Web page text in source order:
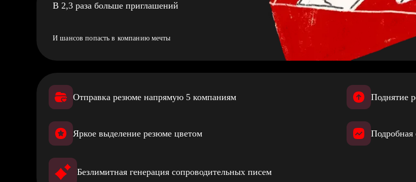
В 2,3 раза больше приглашений
И шансов попасть в компанию мечты
Отправка резюме напрямую 5 компаниям Поднятие
Яркое выделение резюме цветом Подробная
Безлимитная генерация сопроводительных писем